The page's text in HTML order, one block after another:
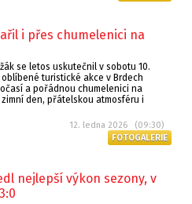
i přes chumelenici na
se letos uskutečnil v sobotu 10.
turistické akce v Brdech
a pořádnou chumelenici na
den, přátelskou atmosféru i
12. ledna 2026 (09:30)
FOTOGALERIE
nejlepší výkon sezony, v